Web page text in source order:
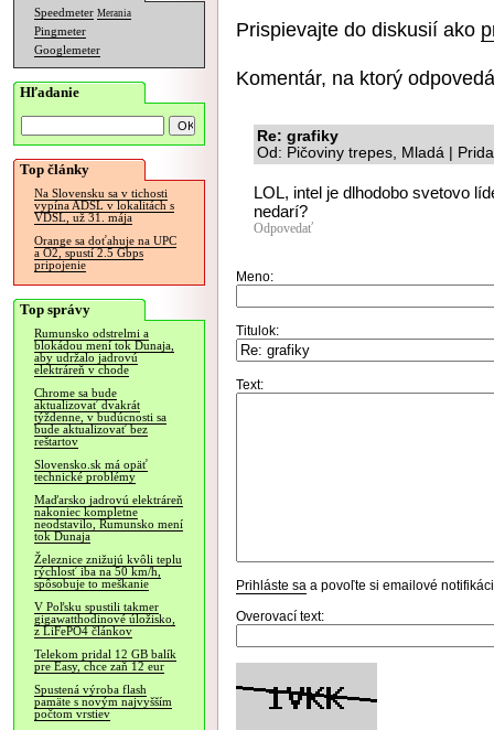
Speedmeter Merania
Pingmeter
Googlemeter
Hľadanie
Top články
Na Slovensku sa v tichosti
vypína ADSL v lokalitách s
VDSL, už 31. mája
Orange sa doťahuje na UPC
a O2, spustí 2.5 Gbps
pripojenie
Top správy
Rumunsko odstrelmi a
blokádou mení tok Dunaja,
aby udržalo jadrovú
elektráreň v chode
Chrome sa bude
aktualizovať dvakrát
týždenne, v budúcnosti sa
bude aktualizovať bez
reštartov
Slovensko.sk má opäť
technické problémy
Maďarsko jadrovú elektráreň
nakoniec kompletne
neodstavilo, Rumunsko mení
tok Dunaja
Železnice znižujú kvôli teplu
rýchlosť iba na 50 km/h,
spôsobuje to meškanie
V Poľsku spustili takmer
gigawatthodinové úložisko,
z LiFePO4 článkov
Telekom pridal 12 GB balík
pre Easy, chce zaň 12 eur
Spustená výroba flash
pamäte s novým najvyšším
počtom vrstiev
Prispievajte do diskusií ako
Komentár, na ktorý
Re: grafiky
Od: Pičoviny trepes, Mladá |
LOL, intel je dlhodobo svetovo
nedarí?
Odpovedať
Meno:
Titulok:
Text:
Prihláste sa a povoľte si emailové
Overovací text: